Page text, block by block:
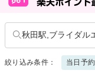
秋田駅,ブライダル
絞り込み条件： 当日予